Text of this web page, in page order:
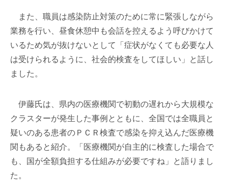
また、職員は感染防止対策のために常に緊張しながら
業務を行い、昼食休憩中も会話を控えるよう呼びかけて
いるため気が抜けないとして「症状がなくても必要な人
は受けられるように、社会的検査をしてほしい」と話し
ました。
伊藤氏は、県内の医療機関で初動の遅れから大規模な
クラスターが発生した事例とともに、全国では全職員と
疑いのある患者のＰＣＲ検査で感染を抑え込んだ医療機
関もあると紹介。「医療機関が自主的に検査した場合で
も、国が全額負担する仕組みが必要ですね」と語りまし
た。